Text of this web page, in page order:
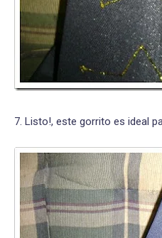
7. Listo!, este gorrito es ideal